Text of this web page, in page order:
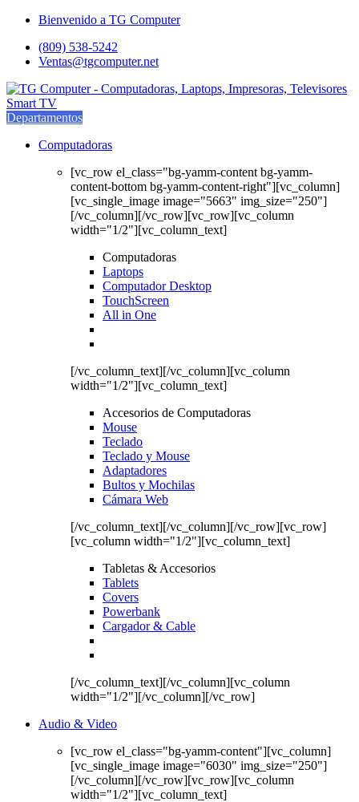
Saltar
navegación
saltar
contenido
Bienvenido a TG Computer
(809) 538-5242
Ventas@tgcomputer.net
Departamentos
Computadoras
[vc_row el_class="bg-yamm-content bg-yamm-
content-bottom bg-yamm-content-right"][vc_column]
[vc_single_image image="5663" img_size="250"]
[/vc_column][/vc_row][vc_row][vc_column
width="1/2"][vc_column_text]
Computadoras
Laptops
Computador Desktop
TouchScreen
All in One
[/vc_column_text][/vc_column][vc_column
width="1/2"][vc_column_text]
Accesorios de Computadoras
Mouse
Teclado
Teclado y Mouse
Adaptadores
Bultos y Mochilas
Cámara Web
[/vc_column_text][/vc_column][/vc_row][vc_row]
[vc_column width="1/2"][vc_column_text]
Tabletas & Accesorios
Tablets
Covers
Powerbank
Cargador & Cable
[/vc_column_text][/vc_column][vc_column
width="1/2"][/vc_column][/vc_row]
Audio & Video
[vc_row el_class="bg-yamm-content"][vc_column]
[vc_single_image image="6030" img_size="250"]
[/vc_column][/vc_row][vc_row][vc_column
width="1/2"][vc_column_text]